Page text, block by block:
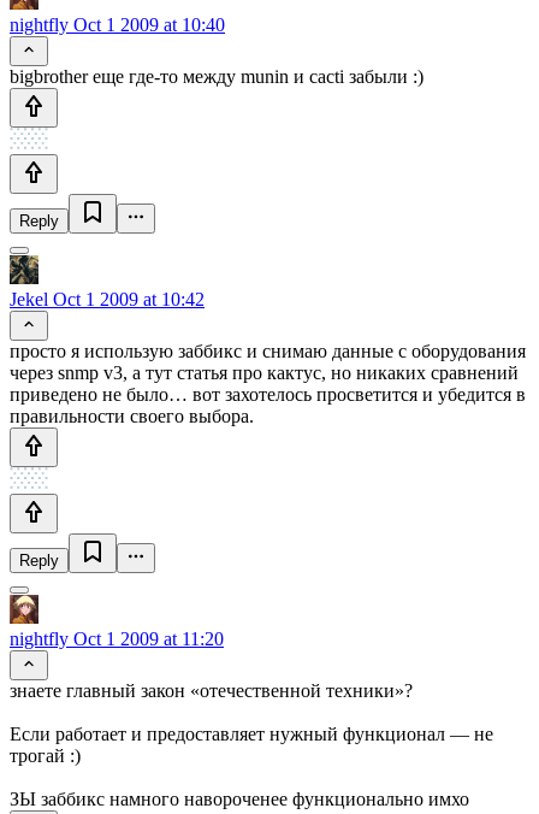
nightfly Oct 1 2009 at 10:40
bigbrother еще где-то между munin и cacti забыли :)
Reply
Jekel Oct 1 2009 at 10:42
просто я использую заббикс и снимаю данные с оборудования
через snmp v3, а тут статья про кактус, но никаких сравнений
приведено не было… вот захотелось просветится и убедится в
правильности своего выбора.
Reply
nightfly Oct 1 2009 at 11:20
знаете главный закон «отечественной техники»?
Если работает и предоставляет нужный функционал — не
трогай :)
ЗЫ заббикс намного навороченее функционально имхо